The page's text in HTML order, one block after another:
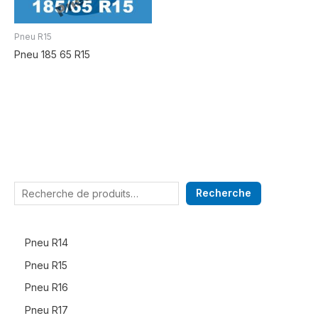
Recherche
Pneu R14
Pneu R15
Pneu R16
Pneu R17
Pneu R15
Pneu 185 65 R15